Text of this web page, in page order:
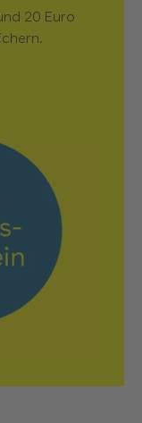
20 Euro